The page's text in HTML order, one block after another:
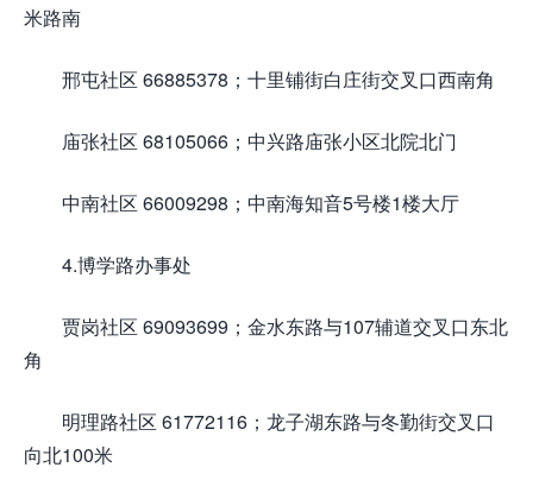
米路南
邢屯社区 66885378；十里铺街白庄街交叉口西南角
庙张社区 68105066；中兴路庙张小区北院北门
中南社区 66009298；中南海知音5号楼1楼大厅
4.博学路办事处
贾岗社区 69093699；金水东路与107辅道交叉口东北
角
明理路社区 61772116；龙子湖东路与冬勤街交叉口
向北100米